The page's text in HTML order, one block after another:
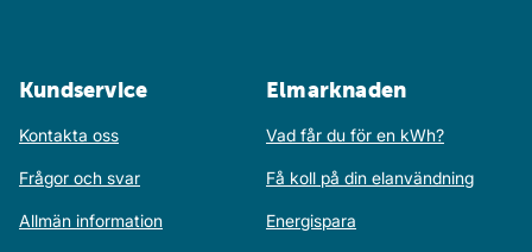
Kundservice
Kontakta oss
Frågor och svar
Allmän information
Elmarknaden
Vad får du för en kWh?
Få koll på din elanvändning
Energispara